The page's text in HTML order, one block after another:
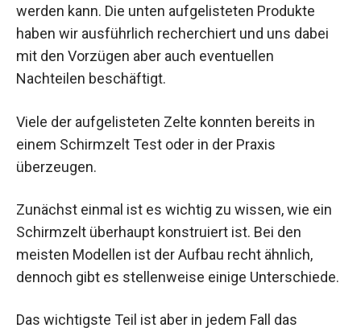
werden kann. Die unten aufgelisteten Produkte
haben wir ausführlich recherchiert und uns dabei
mit den Vorzügen aber auch eventuellen
Nachteilen beschäftigt.
Viele der aufgelisteten Zelte konnten bereits in
einem Schirmzelt Test oder in der Praxis
überzeugen.
Zunächst einmal ist es wichtig zu wissen, wie ein
Schirmzelt überhaupt konstruiert ist. Bei den
meisten Modellen ist der Aufbau recht ähnlich,
dennoch gibt es stellenweise einige Unterschiede.
Das wichtigste Teil ist aber in jedem Fall das